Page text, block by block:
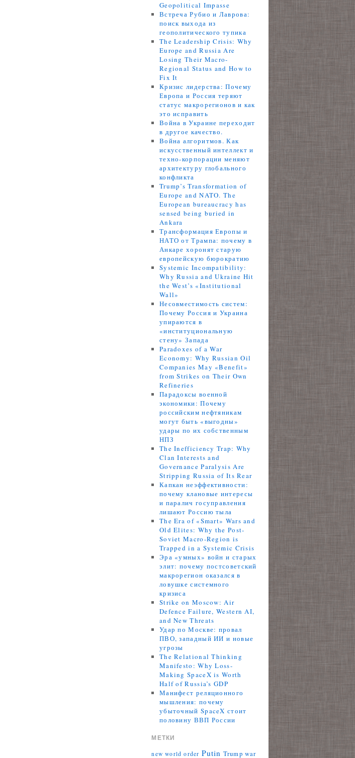
Geopolitical Impasse
Встреча Рубио и Лаврова:
поиск выхода из
геополитического тупика
The Leadership Crisis: Why
Europe and Russia Are
Losing Their Macro-
Regional Status and How to
Fix It
Кризис лидерства: Почему
Европа и Россия теряют
статус макрорегионов и как
это исправить
Война в Украине переходит
в другое качество.
Война алгоритмов. Как
искусственный интеллект и
техно-корпорации меняют
архитектуру глобального
конфликта
Trump’s Transformation of
Europe and NATO. The
European bureaucracy has
sensed being buried in
Ankara
Трансформация Европы и
НАТО от Трампа: почему в
Анкаре хоронят старую
европейскую бюрократию
Systemic Incompatibility:
Why Russia and Ukraine Hit
the West’s «Institutional
Wall»
Несовместимость систем:
Почему Россия и Украина
упираются в
«институциональную
стену» Запада
Paradoxes of a War
Economy: Why Russian Oil
Companies May «Benefit»
from Strikes on Their Own
Refineries
Парадоксы военной
экономики: Почему
российским нефтяникам
могут быть «выгодны»
удары по их собственным
НПЗ
The Inefficiency Trap: Why
Clan Interests and
Governance Paralysis Are
Stripping Russia of Its Rear
Капкан неэффективности:
почему клановые интересы
и паралич госуправления
лишают Россию тыла
The Era of «Smart» Wars and
Old Elites: Why the Post-
Soviet Macro-Region is
Trapped in a Systemic Crisis
Эра «умных» войн и старых
элит: почему постсоветский
макрорегион оказался в
ловушке системного
кризиса
Strike on Moscow: Air
Defence Failure, Western AI,
and New Threats
Удар по Москве: провал
ПВО, западный ИИ и новые
угрозы
The Relational Thinking
Manifesto: Why Loss-
Making SpaceX is Worth
Half of Russia’s GDP
Манифест реляционного
мышления: почему
убыточный SpaceX стоит
половину ВВП России
МЕТКИ
new world order Putin Trump war